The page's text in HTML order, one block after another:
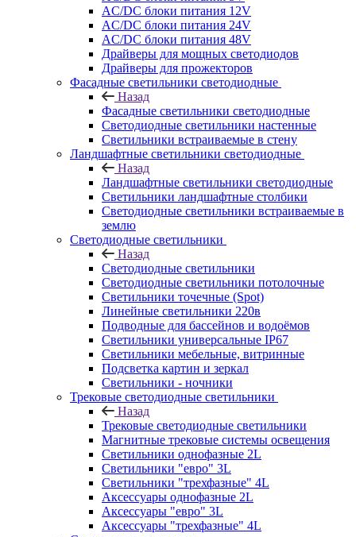
AC/DC блоки питания 12V
AC/DC блоки питания 24V
AC/DC блоки питания 48V
Драйверы для мощных светодиодов
Драйверы для прожекторов
Фасадные светильники светодиодные
Назад
Фасадные светильники светодиодные
Светодиодные светильники настенные
Светильники встраиваемые в стену
Ландшафтные светильники светодиодные
Назад
Ландшафтные светильники светодиодные
Светильники ландшафтные столбики
Светодиодные светильники встраиваемые в
землю
Светодиодные светильники
Назад
Светодиодные светильники
Светодиодные светильники потолочные
Светильники точечные (Spot)
Линейные светильники 220в
Подводные для бассейнов и водоёмов
Светильники универсальные IP67
Светильники мебельные, витринные
Подсветка картин и зеркал
Светильники - ночники
Трековые светодиодные светильники
Назад
Трековые светодиодные светильники
Магнитные трековые системы освещения
Светильники однофазные 2L
Светильники "евро" 3L
Светильники "трехфазные" 4L
Аксессуары однофазные 2L
Аксессуары "евро" 3L
Аксессуары "трехфазные" 4L